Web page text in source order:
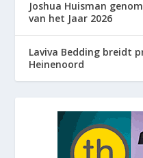
Joshua Huisman
van het Jaar 2026
Laviva Bedding breidt
Heinenoord